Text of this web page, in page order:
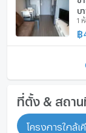
บ
1
฿
ที่ตั้ง & สถาน
โครงการใกล้เ